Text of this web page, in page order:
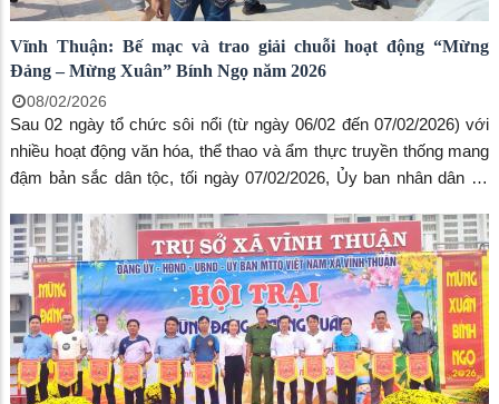
Vĩnh Thuận: Bế mạc và trao giải chuỗi hoạt động “Mừng
Đảng – Mừng Xuân” Bính Ngọ năm 2026
08/02/2026
Sau 02 ngày tổ chức sôi nổi (từ ngày 06/02 đến 07/02/2026) với
nhiều hoạt động văn hóa, thể thao và ẩm thực truyền thống mang
đậm bản sắc dân tộc, tối ngày 07/02/2026, Ủy ban nhân dân xã
hoạt động “Mừng Đảng – Mừng Xuân” Bính Ngọ năm 2026.